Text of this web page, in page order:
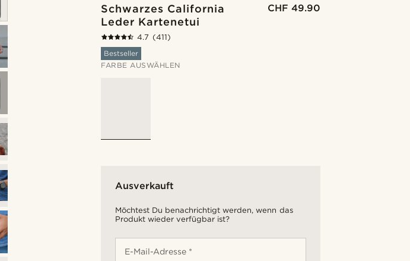
Schwarzes California
Leder Kartenetui
CHF 49.90
4.7 (411)
Bestseller
FARBE AUSWÄHLEN
Ausverkauft
Möchtest Du benachrichtigt werden, wenn das
Produkt wieder verfügbar ist?
E-Mail-Adresse *